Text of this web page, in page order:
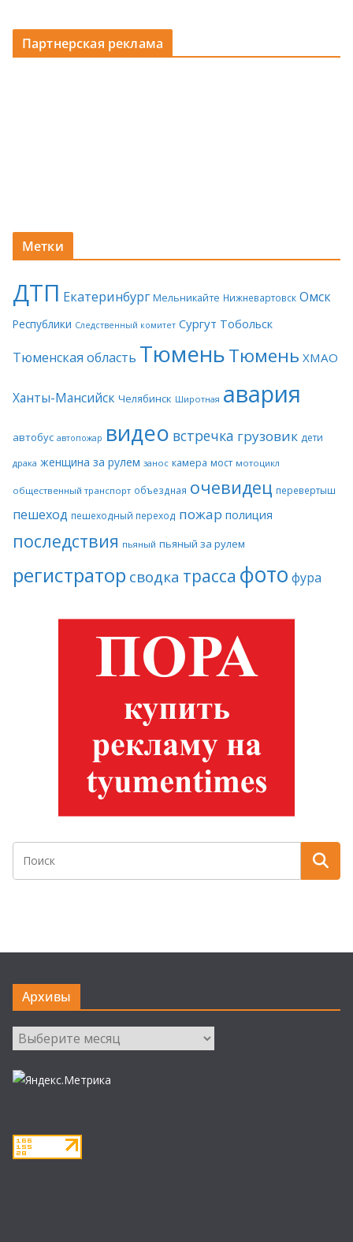
Партнерская реклама
Метки
ДТП Екатеринбург Мельникайте Нижневартовск Омск
Республики Следственный комитет Сургут Тобольск
Тюменская область ТюменьТюмень ХМАО
Ханты-Мансийск Челябинск Широтная авария
автобус автопожар видео встречка грузовик дети
драка женщина за рулем занос камера мост мотоцикл
общественный транспорт объездная очевидец перевертыш
пешеход пешеходный переход пожар полиция
последствия пьяный пьяный за рулем
регистратор сводка трасса фото фура
Архивы
Архивы